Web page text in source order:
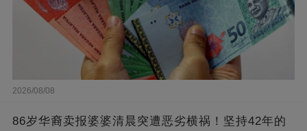
2026/08/08
86岁华裔卖报婆婆清晨突遭恶劣横祸！坚持42年的